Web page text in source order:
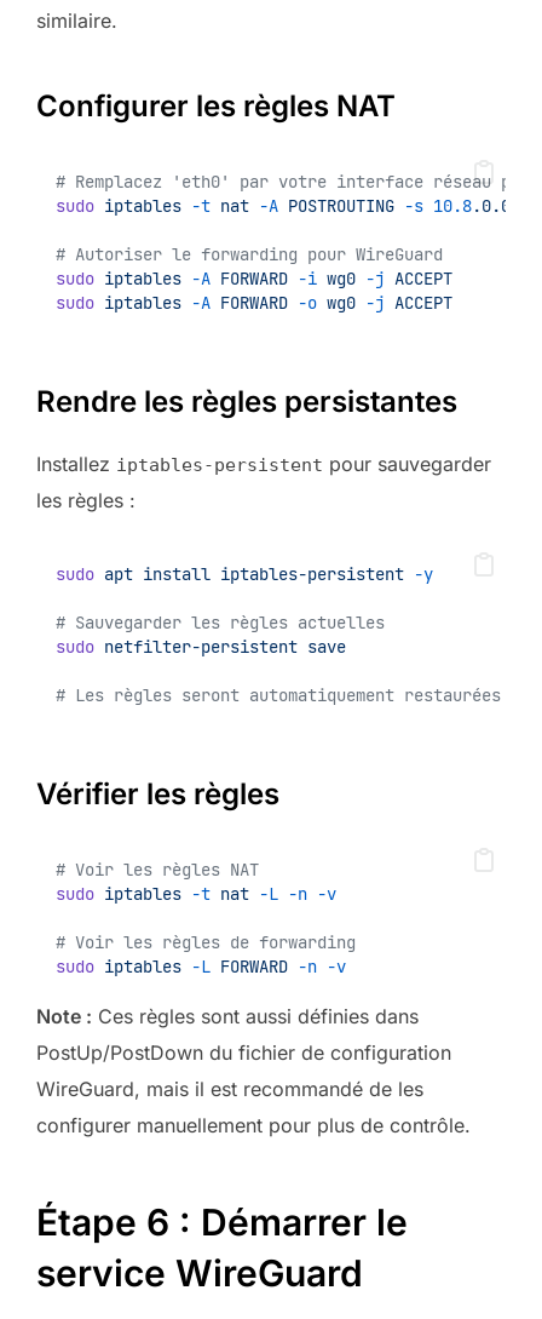
similaire.
Configurer les règles NAT
# Remplacez 'eth0' par votre interface réseau
sudo iptables -t nat -A POSTROUTING -s 10.8.0.0/24
# Autoriser le forwarding pour WireGuard
sudo iptables -A FORWARD -i wg0 -j ACCEPT
sudo iptables -A FORWARD -o wg0 -j ACCEPT
Rendre les règles persistantes
Installez iptables-persistent pour sauvegarder
les règles :
sudo apt install iptables-persistent -y
# Sauvegarder les règles actuelles
sudo netfilter-persistent save
# Les règles seront automatiquement restaurées au
Vérifier les règles
# Voir les règles NAT
sudo iptables -t nat -L -n -v
# Voir les règles de forwarding
sudo iptables -L FORWARD -n -v
Note : Ces règles sont aussi définies dans
PostUp/PostDown du fichier de configuration
WireGuard, mais il est recommandé de les
configurer manuellement pour plus de contrôle.
Étape 6 : Démarrer le
service WireGuard